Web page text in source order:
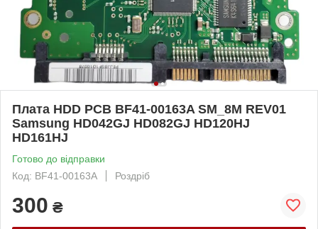
Плата HDD PCB BF41-00163A SM_8M REV01
Samsung HD042GJ HD082GJ HD120HJ
HD161HJ
Готово до відправки
Код: BF41-00163A
Роздріб
300 ₴